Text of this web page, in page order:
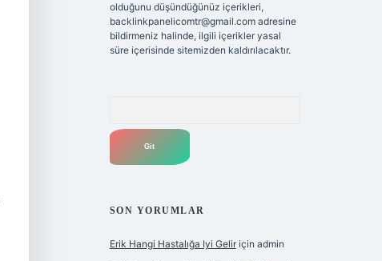
olduğunu düşündüğünüz içerikleri,
backlinkpanelicomtr@gmail.comadresine
bildirmeniz halinde, ilgili içerikler yasal
süre içerisinde sitemizden kaldırılacaktır.
SON YORUMLAR
Erik Hangi Hastalığa Iyi Geliriçin admin